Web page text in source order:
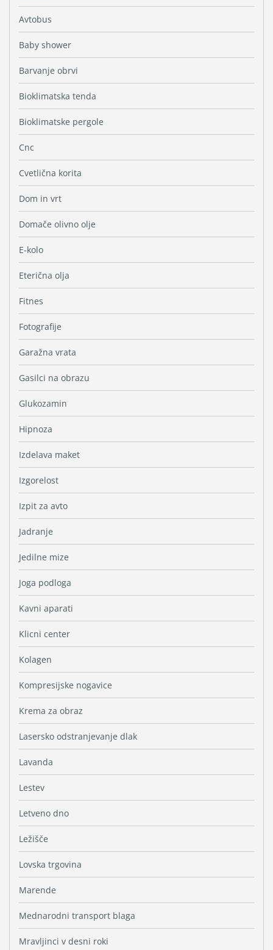
Avtobus
Baby shower
Barvanje obrvi
Bioklimatska tenda
Bioklimatske pergole
Cnc
Cvetlična korita
Dom in vrt
Domače olivno olje
E-kolo
Eterična olja
Fitnes
Fotografije
Garažna vrata
Gasilci na obrazu
Glukozamin
Hipnoza
Izdelava maket
Izgorelost
Izpit za avto
Jadranje
Jedilne mize
Joga podloga
Kavni aparati
Klicni center
Kolagen
Kompresijske nogavice
Krema za obraz
Lasersko odstranjevanje dlak
Lavanda
Lestev
Letveno dno
Ležišče
Lovska trgovina
Marende
Mednarodni transport blaga
Mravljinci v desni roki